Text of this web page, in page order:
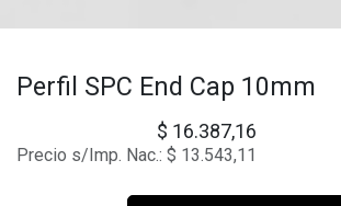
Perfil SPC End Cap 10mm
$ 16.387,16
Precio s/Imp. Nac.: $ 13.543,11